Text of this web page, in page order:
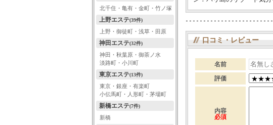
口コミ・レビュー
名前
評価
内容
必須
北千住・亀有・金町・竹ノ塚
上野エステ(39件)
上野・御徒町・浅草・田原
神田エステ(32件)
神田・秋葉原・御茶ノ水
淡路町・小川町
東京エステ(13件)
東京・銀座・有楽町
小伝馬町・人形町・茅場町
新橋エステ(7件)
新橋